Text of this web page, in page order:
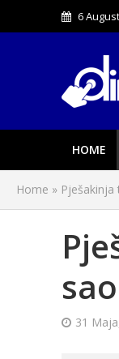
6
HOME
Home »
31